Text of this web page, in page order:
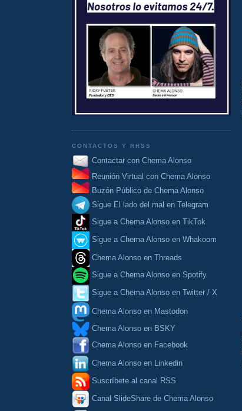
CONTACTOS Y RRSS
Contactar con Chema Alonso
Reunión Virtual con Chema Alonso
Buzón Público de Chema Alonso
Sigue El lado del mal en Telegram
Sigue a Chema Alonso en TikTok
Sigue a Chema Alonso en Whakoom
Chema Alonso en Threads
Sigue a Chema Alonso en Spotify
Sigue a Chema Alonso en Twitter / X
Chema Alonso en Mastodon
Chema Alonso en BSKY
Chema Alonso en Facebook
Chema Alonso en Linkedin
Suscríbete al canal RSS
Canal SlideShare de Chema Alonso